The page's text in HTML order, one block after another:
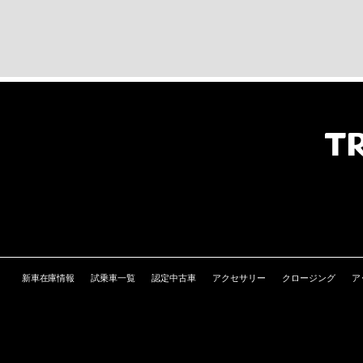
新車在庫情報 試乗車一覧 認定中古車 アクセサリー クロージング ア